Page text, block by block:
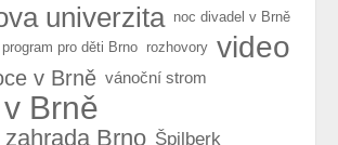
univerzita noc divadel v Brně
program pro děti Brno rozhovory video
v Brně vánoční strom
Brně
Brno Špilberk